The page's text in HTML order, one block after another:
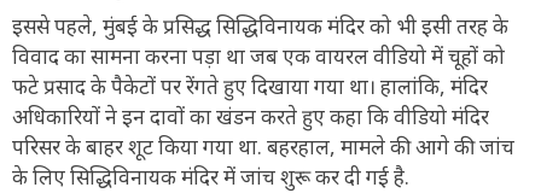
इससे पहले, मुंबई के प्रसिद्ध सिद्धिविनायक मंदिर को भी इसी तरह के
विवाद का सामना करना पड़ा था जब एक वायरल वीडियो में चूहों को
फटे प्रसाद के पैकेटों पर रेंगते हुए दिखाया गया था। हालांकि, मंदिर
अधिकारियों ने इन दावों का खंडन करते हुए कहा कि वीडियो मंदिर
परिसर के बाहर शूट किया गया था. बहरहाल, मामले की आगे की जांच
के लिए सिद्धिविनायक मंदिर में जांच शुरू कर दी गई है.